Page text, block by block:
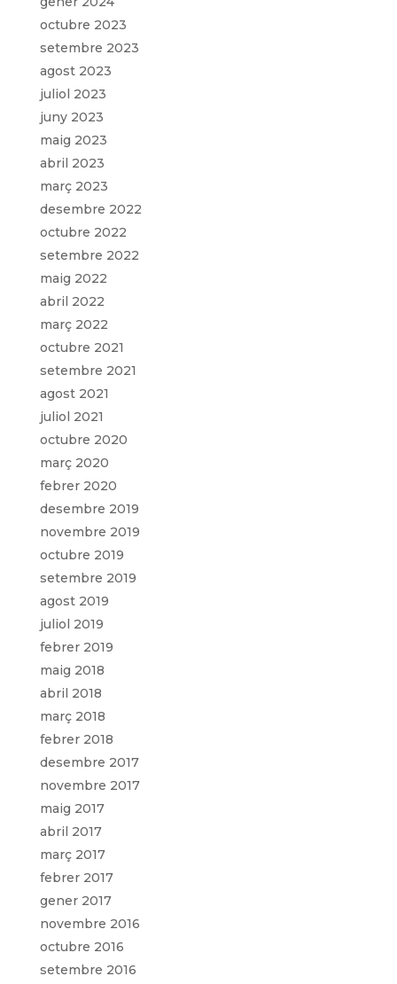
octubre 2023
setembre 2023
agost 2023
juliol 2023
juny 2023
maig 2023
abril 2023
març 2023
desembre 2022
octubre 2022
setembre 2022
maig 2022
abril 2022
març 2022
octubre 2021
setembre 2021
agost 2021
juliol 2021
octubre 2020
març 2020
febrer 2020
desembre 2019
novembre 2019
octubre 2019
setembre 2019
agost 2019
juliol 2019
febrer 2019
maig 2018
abril 2018
març 2018
febrer 2018
desembre 2017
novembre 2017
maig 2017
abril 2017
març 2017
febrer 2017
gener 2017
novembre 2016
octubre 2016
setembre 2016